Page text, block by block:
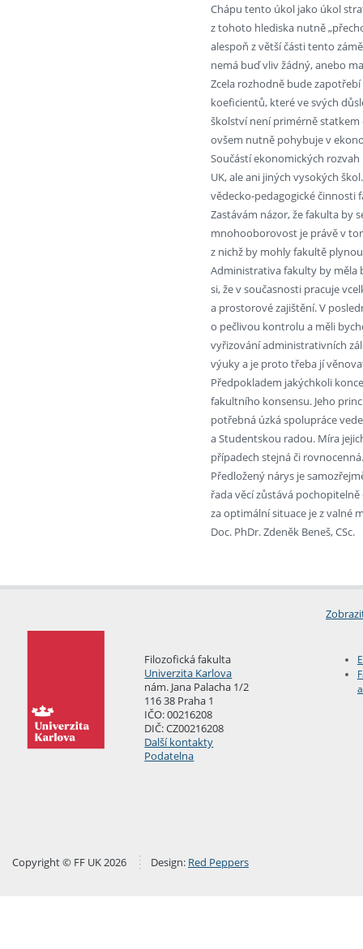
Chápu tento úkol jako úkol
z tohoto hlediska nutně
alespoň z větší části tento
nemá buď vliv žádný, anebo
Zcela rozhodně bude
koeficientů, které ve svých
školství není primérně
ovšem nutně pohybuje v
Součástí ekonomických
UK, ale ani jiných vysokých
vědecko-pedagogické činnosti
Zastávám názor, že fakulta by
mnohooborovost je právě v
z nichž by mohly fakultě
Administrativa fakulty by měla
si, že v současnosti pracuje
a prostorové zajištění. V
o pečlivou kontrolu a měli
vyřizování administrativních
výuky a je proto třeba jí
Předpokladem jakýchkoli
fakultního konsensu. Jeho
potřebná úzká spolupráce
a Studentskou radou. Míra
případech stejná či
Předložený nárys je
řada věcí zůstává
za optimální situace je z valné
Doc. PhDr. Zdeněk Beneš, CSc.
Filozofická fakulta
Univerzita Karlova
nám. Jana Palacha 1/2
116 38 Praha 1
IČO: 00216208
DIČ: CZ00216208
Další kontakty
Podatelna
Copyright © FF UK 2026 Design: Red Peppers